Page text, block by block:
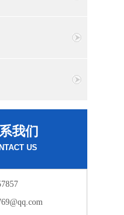
我们
US